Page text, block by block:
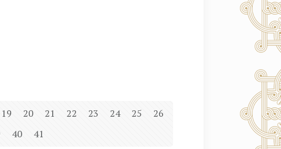
19 20 21 22 23 24 25
26
40
41